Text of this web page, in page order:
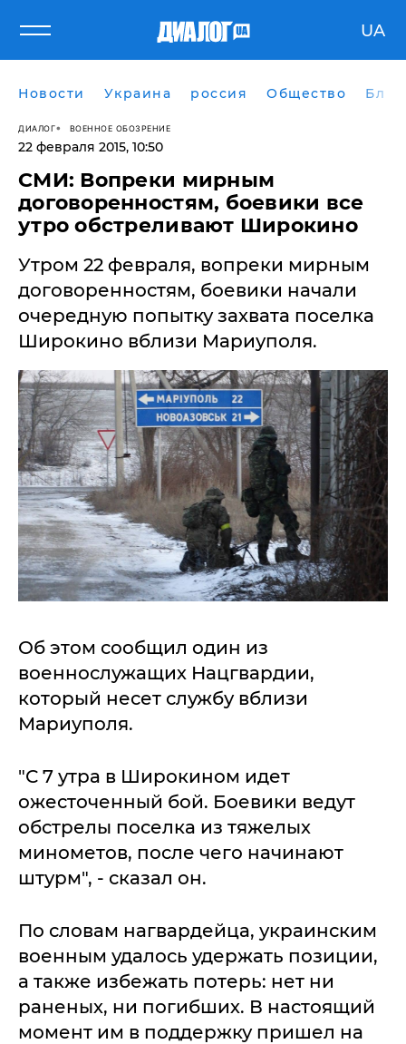
UA
Новости Украина россия Общество
ДИАЛОГ ВОЕННОЕ ОБОЗРЕНИЕ
22 февраля 2015, 10:50
СМИ: Вопреки мирным
договоренностям, боевики все
утро обстреливают Широкино
Утром 22 февраля, вопреки мирным
договоренностям, боевики начали
очередную попытку захвата поселка
Широкино вблизи Мариуполя.
Об этом сообщил один из
военнослужащих Нацгвардии,
который несет службу вблизи
Мариуполя.
"С 7 утра в Широкином идет
ожесточенный бой. Боевики ведут
обстрелы поселка из тяжелых
минометов, после чего начинают
штурм", - сказал он.
По словам нагвардейца, украинским
военным удалось удержать позиции,
а также избежать потерь: нет ни
раненых, ни погибших. В настоящий
момент им в поддержку пришел на